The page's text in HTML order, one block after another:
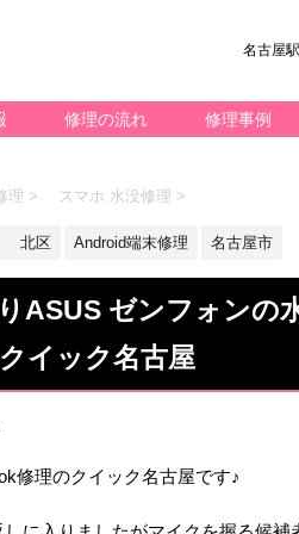
名古屋
修理の流れ 修理事例
理 > スマホ 水没修理 >
北区 Android端末修理 名古屋市
ASUS ゼンフォンの
イック名古屋
修理のクイック名古屋です♪